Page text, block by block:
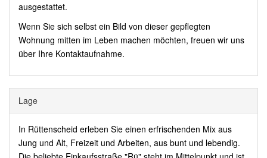
ausgestattet.
Wenn Sie sich selbst ein Bild von dieser gepflegten
Wohnung mitten im Leben machen möchten, freuen wir uns
über Ihre Kontaktaufnahme.
Lage
In Rüttenscheid erleben Sie einen erfrischenden Mix aus
Jung und Alt, Freizeit und Arbeiten, aus bunt und lebendig.